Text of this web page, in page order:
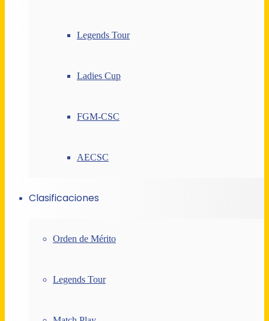
Legends Tour
Ladies Cup
FGM-CSC
AECSC
Clasificaciones
Orden de Mérito
Legends Tour